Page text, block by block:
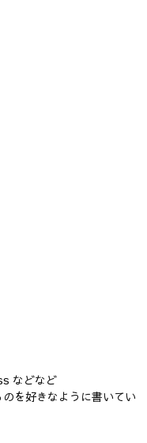
などなど
を好きなように書いてい